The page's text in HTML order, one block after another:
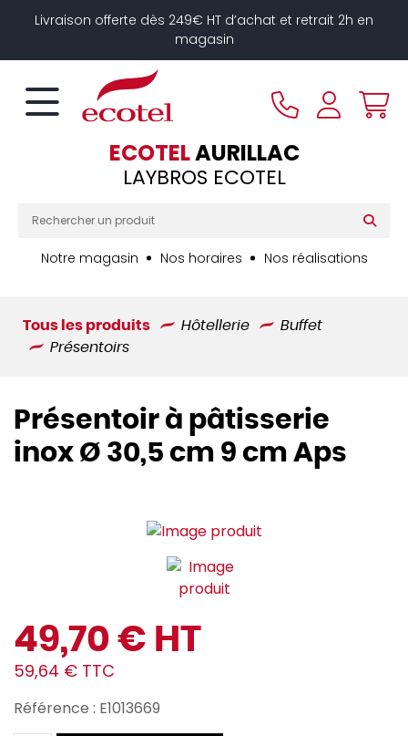
Livraison offerte dès 249€ HT d’achat et retrait 2h en
magasin
ECOTELAURILLAC
LAYBROS ECOTEL
Notre magasin Nos horaires Nos réalisations
Tous les produits Hôtellerie
Buffet
Présentoirs
Présentoir à pâtisserie
inox Ø 30,5 cm 9 cm Aps
49,70 € HT
59,64 € TTC
Référence : E1013669
Panneau de gestion des cookies